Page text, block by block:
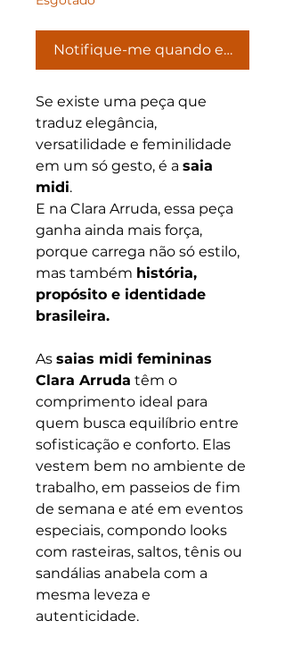
Notifique-me quando estiver
Se existe uma peça que
traduz elegância,
versatilidade e feminilidade
em um só gesto, é a saia
midi.
E na Clara Arruda, essa peça
ganha ainda mais força,
porque carrega não só estilo,
mas também história,
propósito e identidade
brasileira.
As saias midi femininas
Clara Arruda têm o
comprimento ideal para
quem busca equilíbrio entre
sofisticação e conforto. Elas
vestem bem no ambiente de
trabalho, em passeios de fim
de semana e até em eventos
especiais, compondo looks
com rasteiras, saltos, tênis ou
sandálias anabela com a
mesma leveza e
autenticidade.